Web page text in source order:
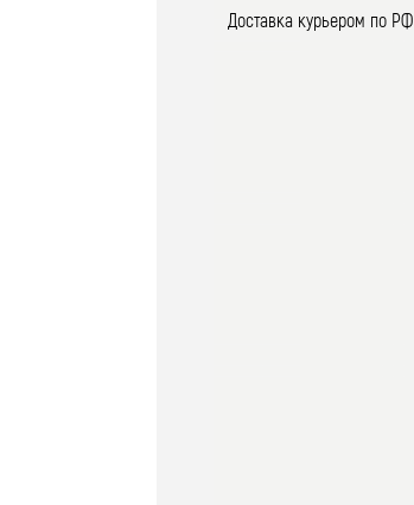
Доставка курьером по РФ